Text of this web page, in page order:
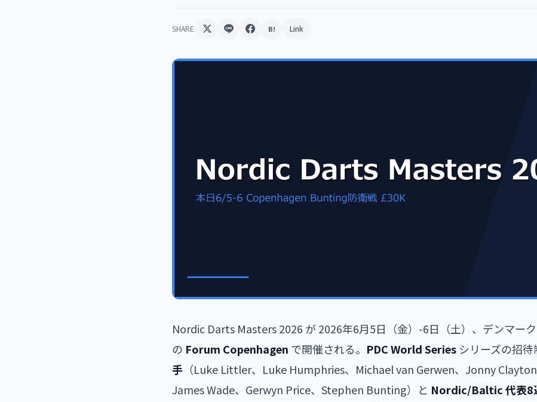
SHARE B! Link
Nordic Darts Masters 2026 が 2026年6月5日（金）-6日（土）、デンマー
の Forum Copenhagen で開催される。 PDC World Series シリーズの招待
手 （Luke Littler、Luke Humphries、Michael van Gerwen、Jonny Clayton
James Wade、Gerwyn Price、Stephen Bunting）と Nordic/Baltic 代表8